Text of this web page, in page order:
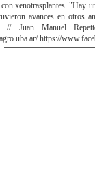
xenotrasplantes. "Hay
avances en otros
// Juan Manuel
https://